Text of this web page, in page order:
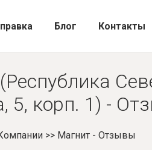
Блог Контакты
5, корп. 1) -
>> Магнит - Отзывы